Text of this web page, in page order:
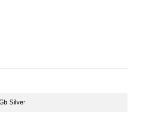
Silver